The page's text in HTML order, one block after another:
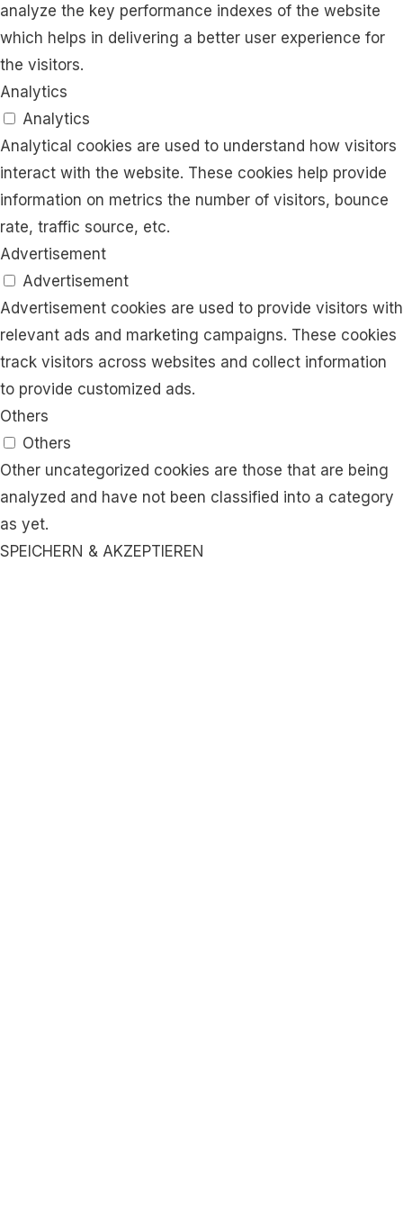
analyze the key performance indexes of the website
which helps in delivering a better user experience for
the visitors.
Analytics
Analytics
Analytical cookies are used to understand how visitors
interact with the website. These cookies help provide
information on metrics the number of visitors, bounce
rate, traffic source, etc.
Advertisement
Advertisement
Advertisement cookies are used to provide visitors with
relevant ads and marketing campaigns. These cookies
track visitors across websites and collect information
to provide customized ads.
Others
Others
Other uncategorized cookies are those that are being
analyzed and have not been classified into a category
as yet.
SPEICHERN & AKZEPTIEREN